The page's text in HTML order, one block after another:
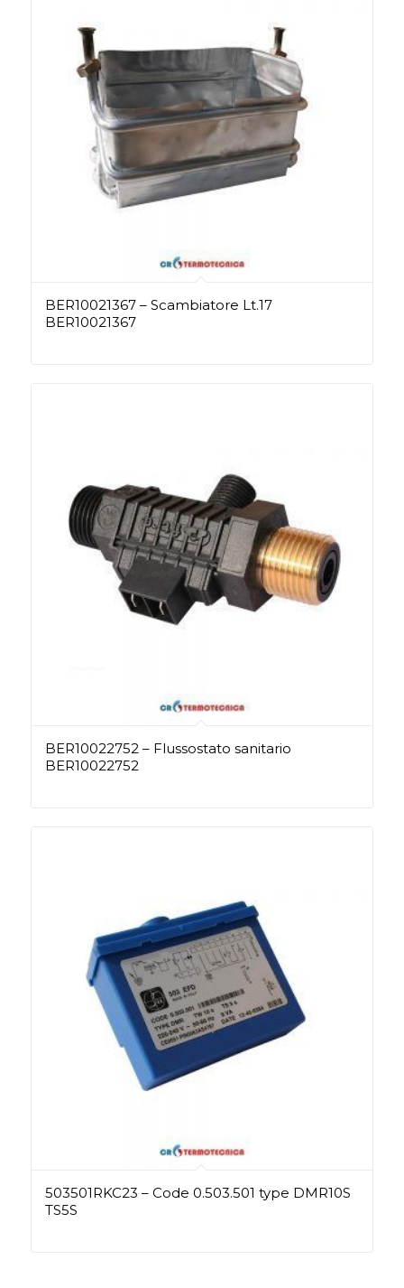
BER10021367 – Scambiatore Lt.17
BER10021367
BER10022752 – Flussostato sanitario
BER10022752
503501RKC23 – Code 0.503.501 type DMR10S
TS5S